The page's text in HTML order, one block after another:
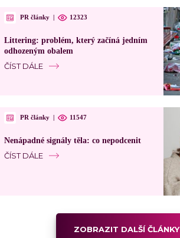
PR články 12323
Littering: problém, který začíná jedním
odhozeným obalem
ČÍST DÁLE
PR články 11547
Nenápadné signály těla: co nepodcenit
ČÍST DÁLE
ZOBRAZIT DALŠÍ ČLÁNKY